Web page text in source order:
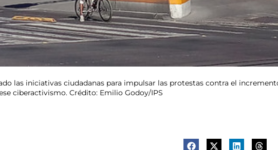
las iniciativas ciudadanas para impulsar las protestas contra el
ciberactivismo. Crédito: Emilio Godoy/IPS